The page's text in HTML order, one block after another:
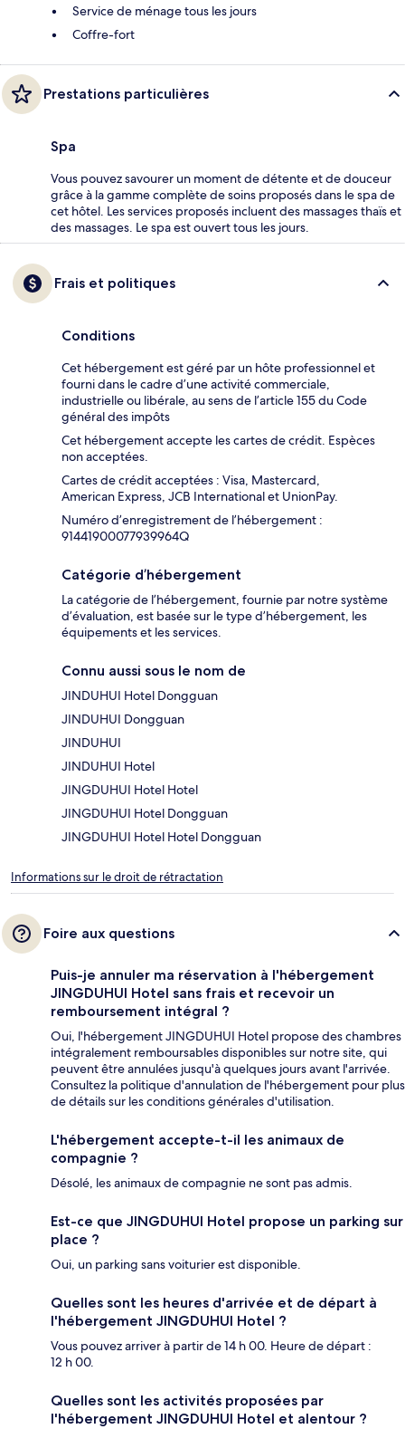
Service de ménage tous les jours
Coffre-fort
Prestations particulières
Spa
Vous pouvez savourer un moment de détente et de douceur
grâce à la gamme complète de soins proposés dans le spa de
cet hôtel. Les services proposés incluent des massages thaïs et
des massages. Le spa est ouvert tous les jours.
Frais et politiques
Conditions
Cet hébergement est géré par un hôte professionnel et
fourni dans le cadre d’une activité commerciale,
industrielle ou libérale, au sens de l’article 155 du Code
général des impôts
Cet hébergement accepte les cartes de crédit. Espèces
non acceptées.
Cartes de crédit acceptées : Visa, Mastercard,
American Express, JCB International et UnionPay.
Numéro d’enregistrement de l’hébergement :
91441900077939964Q
Catégorie d’hébergement
La catégorie de l’hébergement, fournie par notre système
d’évaluation, est basée sur le type d’hébergement, les
équipements et les services.
Connu aussi sous le nom de
JINDUHUI Hotel Dongguan
JINDUHUI Dongguan
JINDUHUI
JINDUHUI Hotel
JINGDUHUI Hotel Hotel
JINGDUHUI Hotel Dongguan
JINGDUHUI Hotel Hotel Dongguan
Informations sur le droit de rétractation
Foire aux questions
Puis-je annuler ma réservation à l'hébergement
JINGDUHUI Hotel sans frais et recevoir un
remboursement intégral ?
Oui, l'hébergement JINGDUHUI Hotel propose des chambres
intégralement remboursables disponibles sur notre site, qui
peuvent être annulées jusqu'à quelques jours avant l'arrivée.
Consultez la politique d'annulation de l'hébergement pour plus
de détails sur les conditions générales d'utilisation.
L'hébergement accepte-t-il les animaux de
compagnie ?
Désolé, les animaux de compagnie ne sont pas admis.
Est-ce que JINGDUHUI Hotel propose un parking sur
place ?
Oui, un parking sans voiturier est disponible.
Quelles sont les heures d'arrivée et de départ à
l'hébergement JINGDUHUI Hotel ?
Vous pouvez arriver à partir de 14 h 00. Heure de départ :
12 h 00.
Quelles sont les activités proposées par
l'hébergement JINGDUHUI Hotel et alentour ?